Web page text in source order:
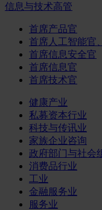
信息与技术高管
首席产品官
首席人工智能官
首席信息安全官
首席信息官
首席技术官
健康产业
私募资本行业
科技与传讯业
家族企业咨询
政府部门与社会
消费品行业
工业
金融服务业
服务业